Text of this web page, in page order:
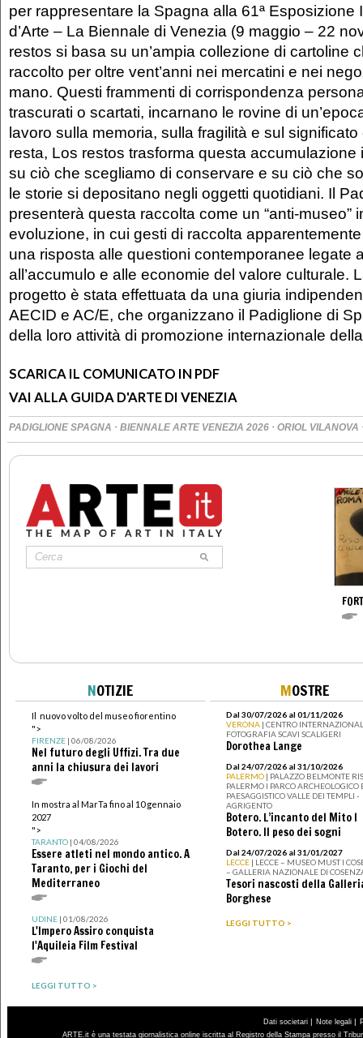
per rappresentare la Spagna alla 61ª Esposizione
d’Arte – La Biennale di Venezia (9 maggio – 22
restos si basa su un’ampia collezione di cartoline
raccolto per oltre vent’anni nei mercatini e nei
mano. Questi frammenti di corrispondenza
trascurati o scartati, incarnano le rovine di
lavoro sulla memoria, sulla fragilità e sul
resta, Los restos trasforma questa accumulazione
su ciò che scegliamo di conservare e su ciò che
le storie si depositano negli oggetti quotidiani. Il
presenterà questa raccolta come un “anti-museo”
evoluzione, in cui gesti di raccolta
una risposta alle questioni contemporanee legate
all’accumulo e alle economie del valore culturale.
progetto è stata effettuata da una giuria
AECID e AC/E, che organizzano il Padiglione di
della loro attività di promozione internazionale
SCARICA IL COMUNICATO IN PDF
VAI ALLA GUIDA D'ARTE DI VENEZIA
PADIGLIONE SPAGNA · BIENNALE ARTE VENEZIA 2026 · ORIOL VILANOVA
NOTIZIE
Il nuovo volto del museo fiorentino
">
FIRENZE| 06/08/2026
Nel futuro degli Uffizi. Tra due
anni la chiusura dei lavori
In mostra al MarTa fino al 10 gennaio
2027
">
TARANTO| 04/08/2026
Essere atleti nel mondo antico. A
Taranto, per i Giochi del
Mediterraneo
UDINE| 01/08/2026
L'Impero Assiro conquista
l'Aquileia Film Festival
LEGGI TUTTO >
MOSTRE
Dal 30/07/2026 al 01/11/2026
VERONA | CENTRO
FOTOGRAFIA SCAVI SCALIGERI
Dorothea Lange
Dal 24/07/2026 al 31/10/2026
PALERMO | PALAZZO BELMONTE
PALERMO I PARCO ARCHEOLOGICO
PAESAGGISTICO VALLE DEI TEMPLI -
AGRIGENTO
Botero. L’incanto del Mito I
Botero. Il peso dei sogni
Dal 24/07/2026 al 31/01/2027
LECCE | LECCE – MUSEO MUST I
– GALLERIA NAZIONALE DI
Tesori nascosti della
Borghese
LEGGI TUTTO >
Dati societari | Note legali |
ARTE.it è una testata giornalistica online iscritta al Registro della Stampa presso il